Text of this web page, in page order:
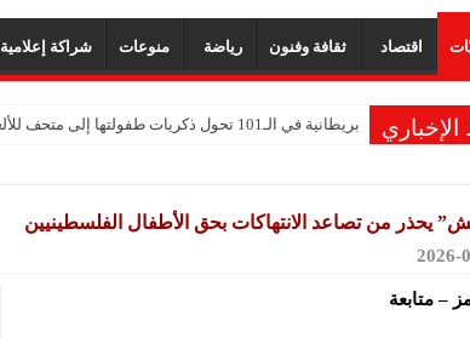
اقتصاد ثقافة وفنون رياضة منوعات شراكة إعلامية
الإخباري بريطانية في الـ101 تحول ذكريات طفولتها إلى متحف للألعاب
يحذر من تصاعد الانتهاكات بحق الأطفال الفلسطينيين
2026-
– متابعة